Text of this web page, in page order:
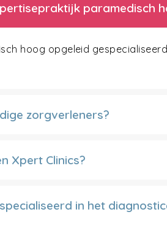
paramedisch
hoog opgeleid
zorgverleners?
Xpert Clinics?
in het